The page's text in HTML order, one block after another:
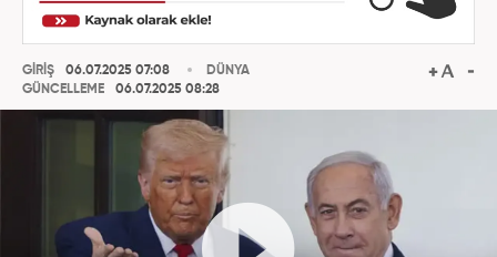
GİRİŞ
06.07.2025 07:08
GÜNCELLEME
06.07.2025 08:28
DÜNYA